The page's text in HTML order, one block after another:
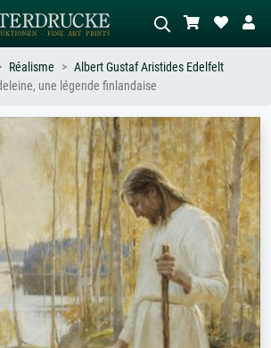
ou style –
de Hokusai,
Décrivez la scène – ex. prairie verte,
abstrait avec beaucoup de rouge,
tableau sombre, nu debout près d'un
arbre.
Réalisme
Albert Gustaf Aristides Edelfelt
une légende finlandaise